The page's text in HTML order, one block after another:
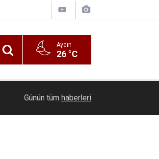
Aydın
26 °C
Seyir halindeki otomobil alevlere teslim oldu
Günün tüm haberleri